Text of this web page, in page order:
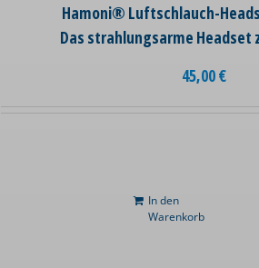
Hamoni® Luftschlauch-
Das strahlungsarme Headset
45,00€
In den
Warenkorb